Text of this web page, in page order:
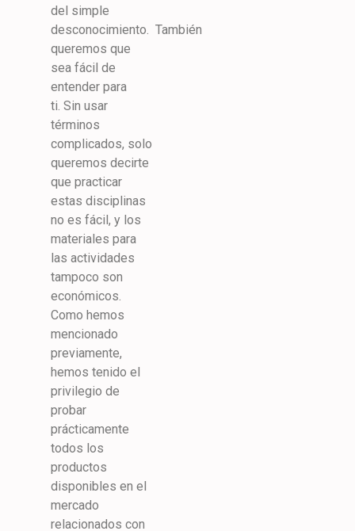
del simple
desconocimiento. También
queremos que
sea fácil de
entender para
ti. Sin usar
términos
complicados, solo
queremos decirte
que practicar
estas disciplinas
no es fácil, y los
materiales para
las actividades
tampoco son
económicos.
Como hemos
mencionado
previamente,
hemos tenido el
privilegio de
probar
prácticamente
todos los
productos
disponibles en el
mercado
relacionados con